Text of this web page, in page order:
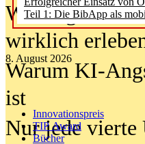
Teil 1: Die BibApp als
8. August 2026
Innovationspreis
TIP Award
Bücher
Wie
wirklich
Warum KI-
ist
Nur jede